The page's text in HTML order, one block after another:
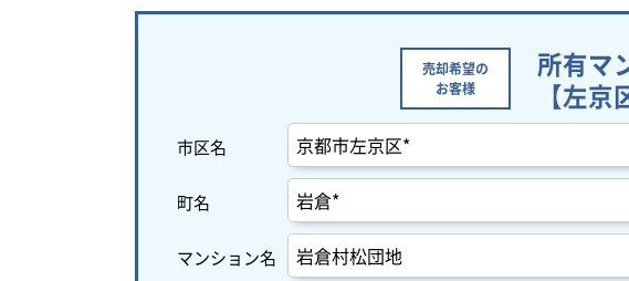
売却希望の
お客様
所有マ
【左
市区名
町名
マンション名